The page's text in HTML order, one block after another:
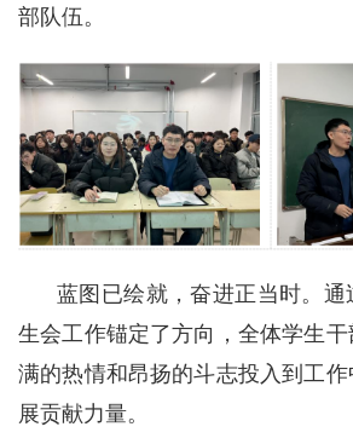
部队伍。
蓝图已绘就，奋进正当时。
生会工作锚定了方向，全体学生
满的热情和昂扬的斗志投入到工
展贡献力量。